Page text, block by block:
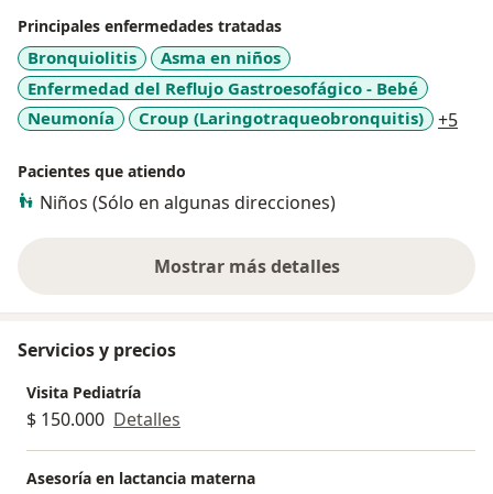
de gestación hasta que tu hijo cumpla 18 años, te
espero en mi consulta para que celebremos juntos los
logros de tus hijos.
Principales enfermedades tratadas
Bronquiolitis
Asma en niños
Enfermedad del Reflujo Gastroesofágico - Bebé
Neumonía
Croup (Laringotraqueobronquitis) +5
Pacientes que atiendo
Niños (Sólo en algunas direcciones)
Mostrar más detalles
sobre la experiencia
Servicios y precios
Visita Pediatría
$ 150.000 Detalles
Asesoría en lactancia materna